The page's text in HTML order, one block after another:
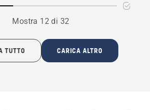
Mostra 12 di 32
TUTTO CARICA ALTRO